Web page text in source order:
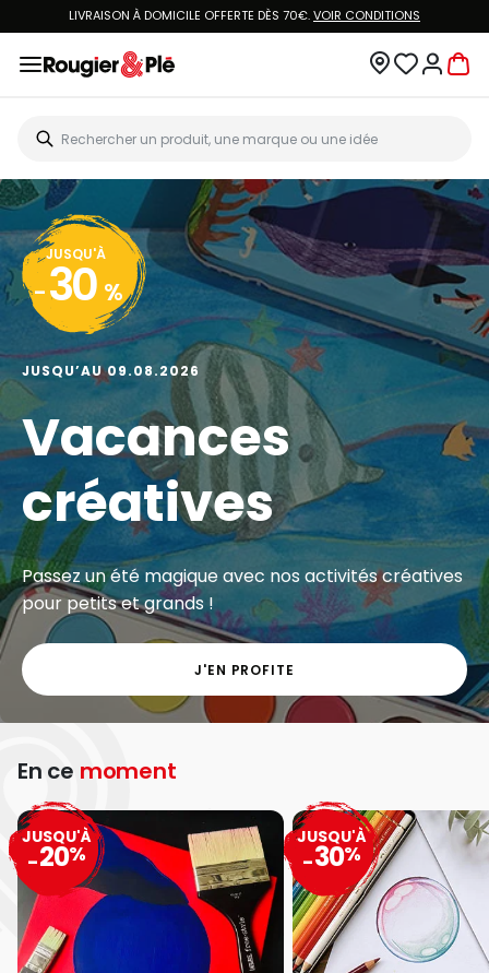
LIVRAISON À DOMICILE OFFERTE DÈS 70€.VOIR CONDITIONS
JUSQU'À
- 30 %
JUSQU’AU 09.08.2026
Vacances
créatives
Passez un été magique avec nos activités créatives
pour petits et grands !
J'EN PROFITE
En ce moment
JUSQU'À
-20%
JUSQU'À
-30%